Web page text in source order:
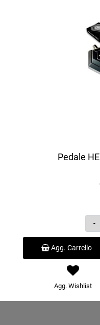
Pedale
Agg. Carrello
Agg. Wishlist